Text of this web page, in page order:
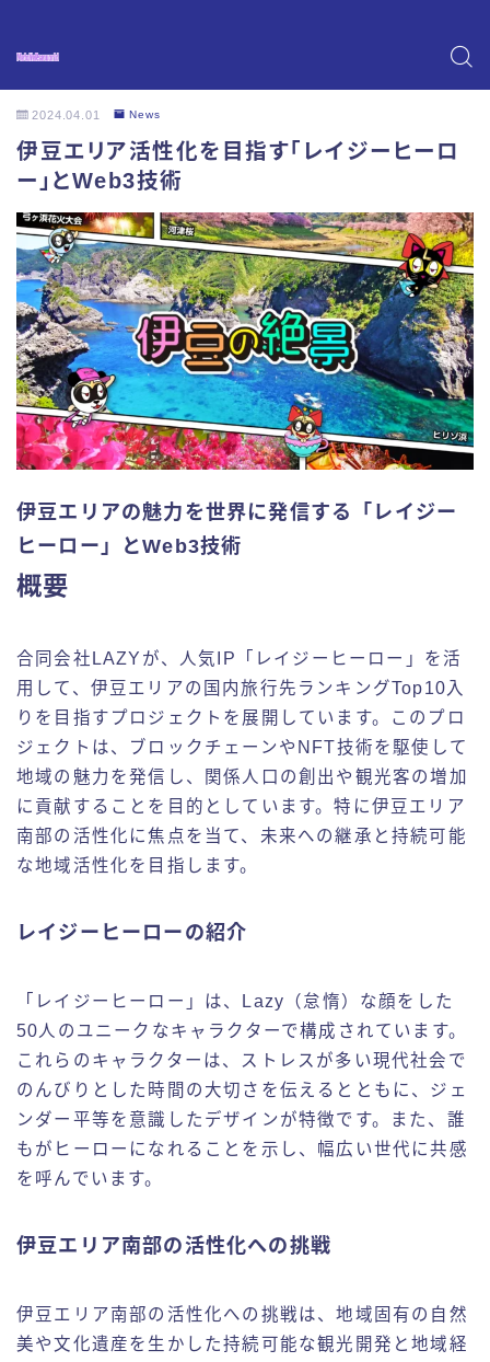
2024.04.01 News
伊豆エリア活性化を目指す「レイジーヒーロ
ー」とWeb3技術
伊豆エリアの魅力を世界に発信する「レイジー
ヒーロー」とWeb3技術
概要
合同会社LAZYが、人気IP「レイジーヒーロー」を活
用して、伊豆エリアの国内旅行先ランキングTop10入
りを目指すプロジェクトを展開しています。このプロ
ジェクトは、ブロックチェーンやNFT技術を駆使して
地域の魅力を発信し、関係人口の創出や観光客の増加
に貢献することを目的としています。特に伊豆エリア
南部の活性化に焦点を当て、未来への継承と持続可能
な地域活性化を目指します。
レイジーヒーローの紹介
「レイジーヒーロー」は、Lazy（怠惰）な顔をした
50人のユニークなキャラクターで構成されています。
これらのキャラクターは、ストレスが多い現代社会で
のんびりとした時間の大切さを伝えるとともに、ジェ
ンダー平等を意識したデザインが特徴です。また、誰
もがヒーローになれることを示し、幅広い世代に共感
を呼んでいます。
伊豆エリア南部の活性化への挑戦
伊豆エリア南部の活性化への挑戦は、地域固有の自然
美や文化遺産を生かした持続可能な観光開発と地域経